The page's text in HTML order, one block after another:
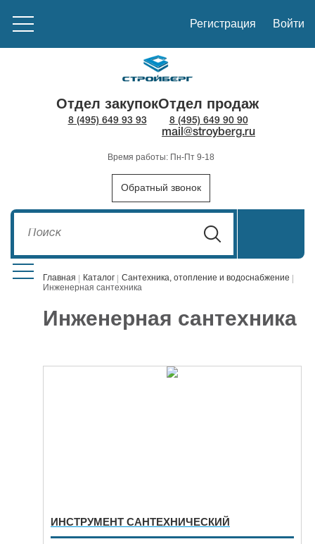
Регистрация Войти
Отдел закупок
8 (495) 649 93 93
Отдел продаж
8 (495) 649 90 90
mail@stroyberg.ru
Время работы: Пн-Пт 9-18
Обратный звонок
Акционные
Главная Каталог
Сантехника, отопление и водоснабжение
Инженерная сантехника
Инженерная сантехника
ИНСТРУМЕНТ САНТЕХНИЧЕСКИЙ